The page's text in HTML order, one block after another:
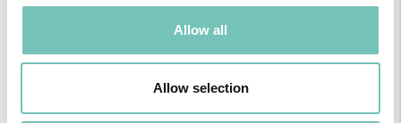
Allow all
Allow selection
CIRURGIA AO ESTRABISMO PEDIÁTRICO